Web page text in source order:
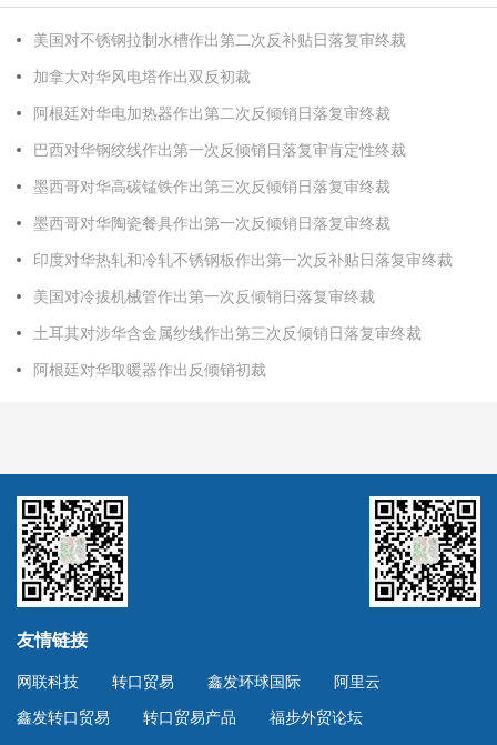
美国对不锈钢拉制水槽作出第二次反补贴日落复审终裁
加拿大对华风电塔作出双反初裁
阿根廷对华电加热器作出第二次反倾销日落复审终裁
巴西对华钢绞线作出第一次反倾销日落复审肯定性终裁
墨西哥对华高碳锰铁作出第三次反倾销日落复审终裁
墨西哥对华陶瓷餐具作出第一次反倾销日落复审终裁
印度对华热轧和冷轧不锈钢板作出第一次反补贴日落复审终裁
美国对冷拔机械管作出第一次反倾销日落复审终裁
土耳其对涉华含金属纱线作出第三次反倾销日落复审终裁
阿根廷对华取暖器作出反倾销初裁
友情链接
网联科技 转口贸易 鑫发环球国际
阿里云
鑫发转口贸易
转口贸易产品
福步外贸论坛